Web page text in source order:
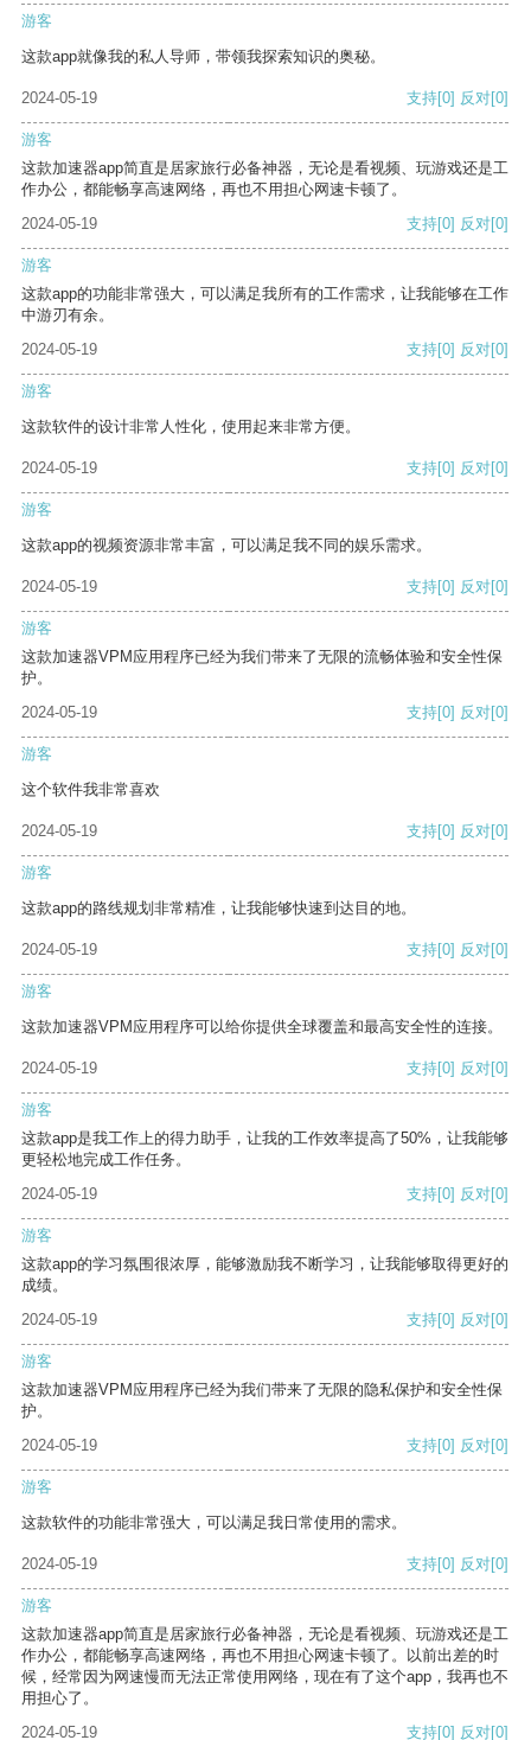
游客
这款app就像我的私人导师，带领我探索知识的奥秘。
2024-05-19 支持[0] 反对[0]
游客
这款加速器app简直是居家旅行必备神器，无论是看视频、玩游戏还是工
作办公，都能畅享高速网络，再也不用担心网速卡顿了。
2024-05-19
支持[0] 反对[0]
游客
这款app的功能非常强大，可以满足我所有的工作需求，让我能够在工作
中游刃有余。
2024-05-19
支持[0] 反对[0]
游客
这款软件的设计非常人性化，使用起来非常方便。
2024-05-19 支持[0] 反对[0]
游客
这款app的视频资源非常丰富，可以满足我不同的娱乐需求。
2024-05-19 支持[0] 反对[0]
游客
这款加速器VPM应用程序已经为我们带来了无限的流畅体验和安全性保
护。
2024-05-19
支持[0] 反对[0]
游客
这个软件我非常喜欢
2024-05-19 支持[0] 反对[0]
游客
这款app的路线规划非常精准，让我能够快速到达目的地。
2024-05-19 支持[0] 反对[0]
游客
这款加速器VPM应用程序可以给你提供全球覆盖和最高安全性的连接。
2024-05-19 支持[0] 反对[0]
游客
这款app是我工作上的得力助手，让我的工作效率提高了50%，让我能够
更轻松地完成工作任务。
2024-05-19
支持[0] 反对[0]
游客
这款app的学习氛围很浓厚，能够激励我不断学习，让我能够取得更好的
成绩。
2024-05-19
支持[0] 反对[0]
游客
这款加速器VPM应用程序已经为我们带来了无限的隐私保护和安全性保
护。
2024-05-19
支持[0] 反对[0]
游客
这款软件的功能非常强大，可以满足我日常使用的需求。
2024-05-19 支持[0] 反对[0]
游客
这款加速器app简直是居家旅行必备神器，无论是看视频、玩游戏还是工
作办公，都能畅享高速网络，再也不用担心网速卡顿了。以前出差的时
候，经常因为网速慢而无法正常使用网络，现在有了这个app，我再也不
用担心了。
2024-05-19
支持[0] 反对[0]